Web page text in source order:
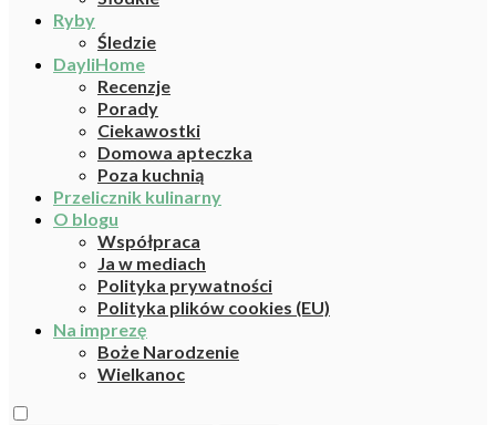
Ryby
Śledzie
DayliHome
Recenzje
Porady
Ciekawostki
Domowa apteczka
Poza kuchnią
Przelicznik kulinarny
O blogu
Współpraca
Ja w mediach
Polityka prywatności
Polityka plików cookies (EU)
Na imprezę
Boże Narodzenie
Wielkanoc